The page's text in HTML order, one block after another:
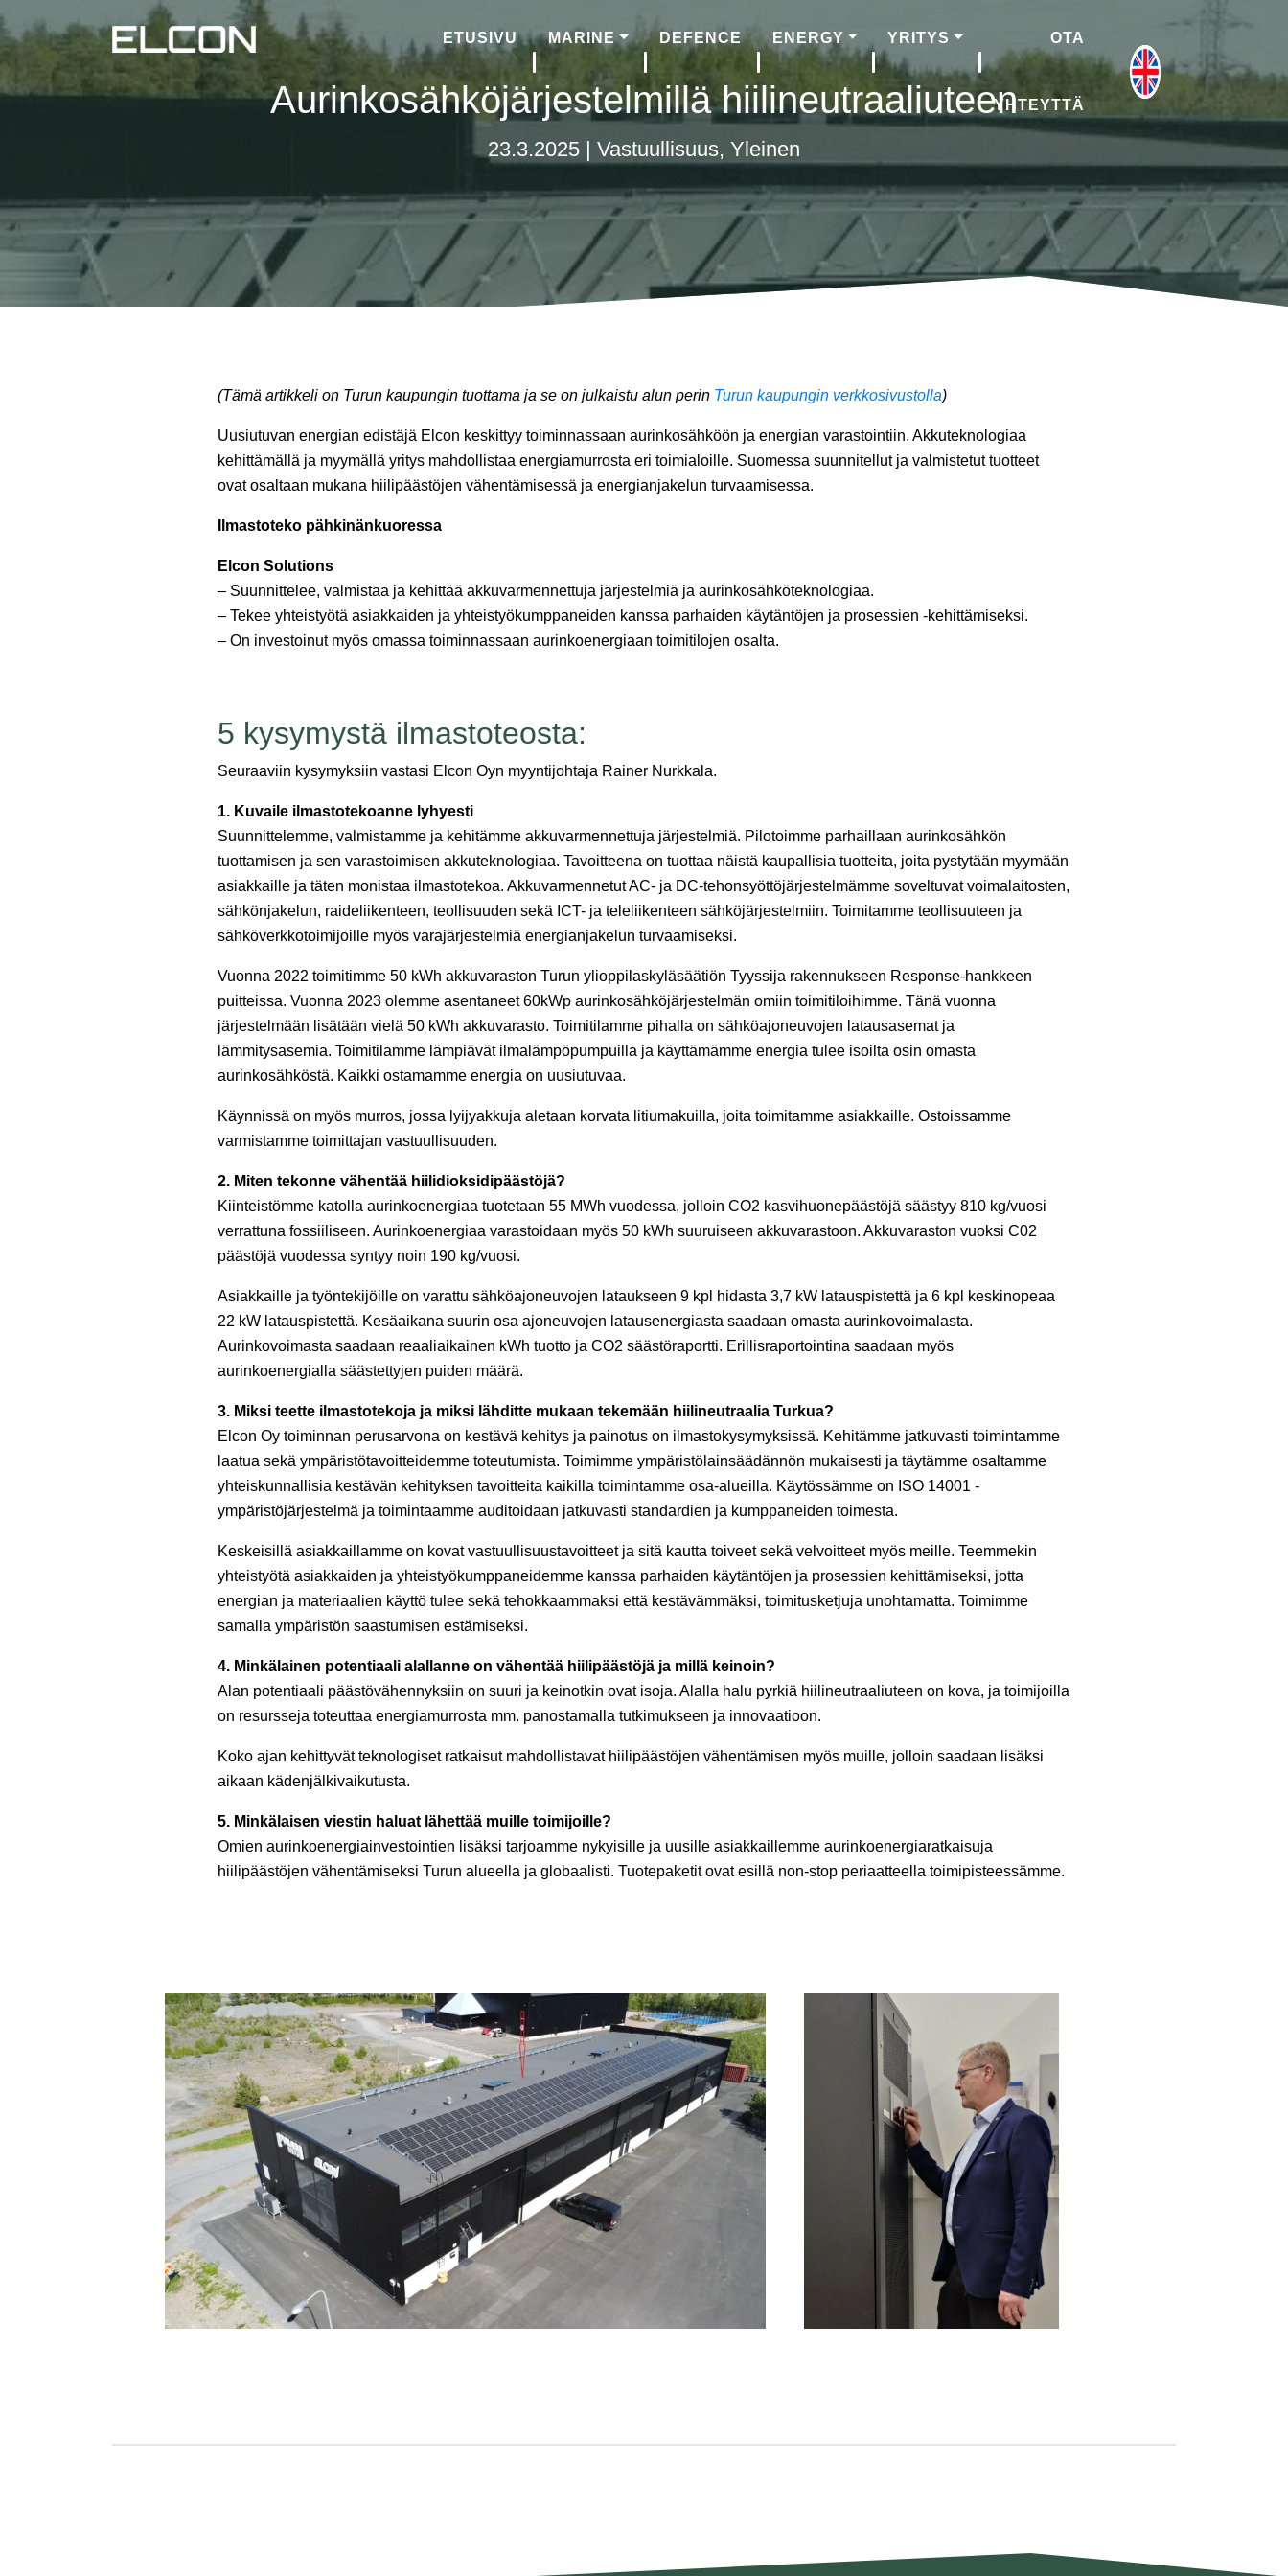
ETUSIVU MARINE DEFENCE ENERGY YRITYS OTA
YHTEYTTÄ
Aurinkosähköjärjestelmillä hiilineutraaliuteen
23.3.2025 | Vastuullisuus, Yleinen
(Tämä artikkeli on Turun kaupungin tuottama ja se on julkaistu alun perin Turun kaupungin verkkosivustolla)
Uusiutuvan energian edistäjä Elcon keskittyy toiminnassaan aurinkosähköön ja energian varastointiin. Akkuteknologiaa
kehittämällä ja myymällä yritys mahdollistaa energiamurrosta eri toimialoille. Suomessa suunnitellut ja valmistetut tuotteet
ovat osaltaan mukana hiilipäästöjen vähentämisessä ja energianjakelun turvaamisessa.
Ilmastoteko pähkinänkuoressa
Elcon Solutions
– Suunnittelee, valmistaa ja kehittää akkuvarmennettuja järjestelmiä ja aurinkosähköteknologiaa.
– Tekee yhteistyötä asiakkaiden ja yhteistyökumppaneiden kanssa parhaiden käytäntöjen ja prosessien -kehittämiseksi.
– On investoinut myös omassa toiminnassaan aurinkoenergiaan toimitilojen osalta.
5 kysymystä ilmastoteosta:
Seuraaviin kysymyksiin vastasi Elcon Oyn myyntijohtaja Rainer Nurkkala.
1. Kuvaile ilmastotekoanne lyhyesti
Suunnittelemme, valmistamme ja kehitämme akkuvarmennettuja järjestelmiä. Pilotoimme parhaillaan aurinkosähkön
tuottamisen ja sen varastoimisen akkuteknologiaa. Tavoitteena on tuottaa näistä kaupallisia tuotteita, joita pystytään myymään
asiakkaille ja täten monistaa ilmastotekoa. Akkuvarmennetut AC- ja DC-tehonsyöttöjärjestelmämme soveltuvat voimalaitosten,
sähkönjakelun, raideliikenteen, teollisuuden sekä ICT- ja teleliikenteen sähköjärjestelmiin. Toimitamme teollisuuteen ja
sähköverkkotoimijoille myös varajärjestelmiä energianjakelun turvaamiseksi.
Vuonna 2022 toimitimme 50 kWh akkuvaraston Turun ylioppilaskyläsäätiön Tyyssija rakennukseen Response-hankkeen
puitteissa. Vuonna 2023 olemme asentaneet 60kWp aurinkosähköjärjestelmän omiin toimitiloihimme. Tänä vuonna
järjestelmään lisätään vielä 50 kWh akkuvarasto. Toimitilamme pihalla on sähköajoneuvojen latausasemat ja
lämmitysasemia. Toimitilamme lämpiävät ilmalämpöpumpuilla ja käyttämämme energia tulee isoilta osin omasta
aurinkosähköstä. Kaikki ostamamme energia on uusiutuvaa.
Käynnissä on myös murros, jossa lyijyakkuja aletaan korvata litiumakuilla, joita toimitamme asiakkaille. Ostoissamme
varmistamme toimittajan vastuullisuuden.
2. Miten tekonne vähentää hiilidioksidipäästöjä?
Kiinteistömme katolla aurinkoenergiaa tuotetaan 55 MWh vuodessa, jolloin CO2 kasvihuonepäästöjä säästyy 810 kg/vuosi
verrattuna fossiiliseen. Aurinkoenergiaa varastoidaan myös 50 kWh suuruiseen akkuvarastoon. Akkuvaraston vuoksi C02
päästöjä vuodessa syntyy noin 190 kg/vuosi.
Asiakkaille ja työntekijöille on varattu sähköajoneuvojen lataukseen 9 kpl hidasta 3,7 kW latauspistettä ja 6 kpl keskinopeaa
22 kW latauspistettä. Kesäaikana suurin osa ajoneuvojen latausenergiasta saadaan omasta aurinkovoimalasta.
Aurinkovoimasta saadaan reaaliaikainen kWh tuotto ja CO2 säästöraportti. Erillisraportointina saadaan myös
aurinkoenergialla säästettyjen puiden määrä.
3. Miksi teette ilmastotekoja ja miksi lähditte mukaan tekemään hiilineutraalia Turkua?
Elcon Oy toiminnan perusarvona on kestävä kehitys ja painotus on ilmastokysymyksissä. Kehitämme jatkuvasti toimintamme
laatua sekä ympäristötavoitteidemme toteutumista. Toimimme ympäristölainsäädännön mukaisesti ja täytämme osaltamme
yhteiskunnallisia kestävän kehityksen tavoitteita kaikilla toimintamme osa-alueilla. Käytössämme on ISO 14001 -
ympäristöjärjestelmä ja toimintaamme auditoidaan jatkuvasti standardien ja kumppaneiden toimesta.
Keskeisillä asiakkaillamme on kovat vastuullisuustavoitteet ja sitä kautta toiveet sekä velvoitteet myös meille. Teemmekin
yhteistyötä asiakkaiden ja yhteistyökumppaneidemme kanssa parhaiden käytäntöjen ja prosessien kehittämiseksi, jotta
energian ja materiaalien käyttö tulee sekä tehokkaammaksi että kestävämmäksi, toimitusketjuja unohtamatta. Toimimme
samalla ympäristön saastumisen estämiseksi.
4. Minkälainen potentiaali alallanne on vähentää hiilipäästöjä ja millä keinoin?
Alan potentiaali päästövähennyksiin on suuri ja keinotkin ovat isoja. Alalla halu pyrkiä hiilineutraaliuteen on kova, ja toimijoilla
on resursseja toteuttaa energiamurrosta mm. panostamalla tutkimukseen ja innovaatioon.
Koko ajan kehittyvät teknologiset ratkaisut mahdollistavat hiilipäästöjen vähentämisen myös muille, jolloin saadaan lisäksi
aikaan kädenjälkivaikutusta.
5. Minkälaisen viestin haluat lähettää muille toimijoille?
Omien aurinkoenergiainvestointien lisäksi tarjoamme nykyisille ja uusille asiakkaillemme aurinkoenergiaratkaisuja
hiilipäästöjen vähentämiseksi Turun alueella ja globaalisti. Tuotepaketit ovat esillä non-stop periaatteella toimipisteessämme.